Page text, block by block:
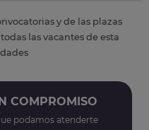
y de las plazas
las vacantes de esta
COMPROMISO
podamos atenderte